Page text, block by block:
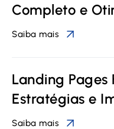
Completo e
Saiba mais
Landing Pages
Estratégias e
Saiba mais